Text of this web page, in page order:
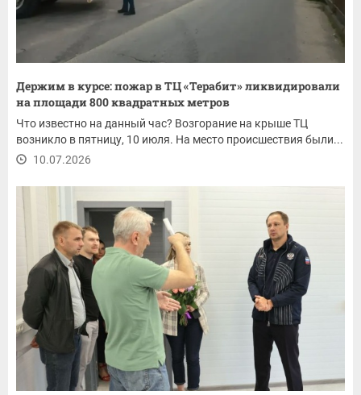
Держим в курсе: пожар в ТЦ «Терабит» ликвидировали
на площади 800 квадратных метров
Что известно на данный час? Возгорание на крыше ТЦ
возникло в пятницу, 10 июля. На место происшествия были...
10.07.2026